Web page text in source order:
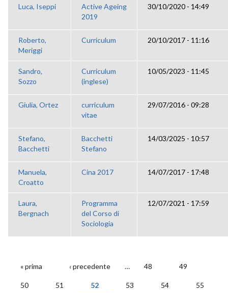
Luca, Iseppi
Active Ageing
2019
30/10/2020 - 14:49
Roberto,
Meriggi
Curriculum 20/10/2017 - 11:16
Sandro,
Sozzo
Curriculum
(inglese)
10/05/2023 - 11:45
Giulia, Ortez
curriculum
vitae
29/07/2016 - 09:28
Stefano,
Bacchetti
Bacchetti
Stefano
14/03/2025 - 10:57
Manuela,
Croatto
Cina 2017 14/07/2017 - 17:48
Laura,
Bergnach
Programma
del Corso di
Sociologia
12/07/2021 - 17:59
PAGINE
« prima ‹ precedente … 48 49
50 51 52 53 54 55